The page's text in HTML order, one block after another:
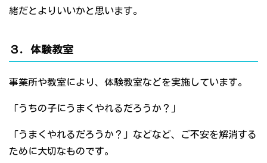
緒だとよりいいかと思います。
３．体験教室
事業所や教室により、体験教室などを実施しています。
「うちの子にうまくやれるだろうか？」
「うまくやれるだろうか？」などなど、ご不安を解消する
ために大切なものです。